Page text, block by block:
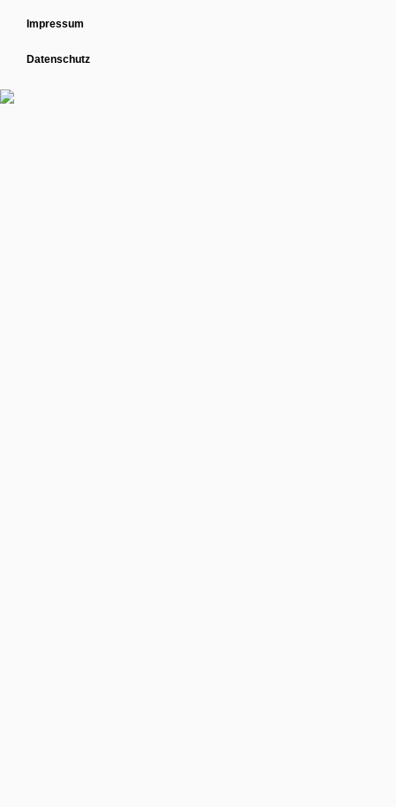
Impressum
Datenschutz